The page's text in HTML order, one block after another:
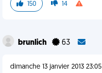
150 14
brunlich 63
dimanche 13 janvier 2013 23:05